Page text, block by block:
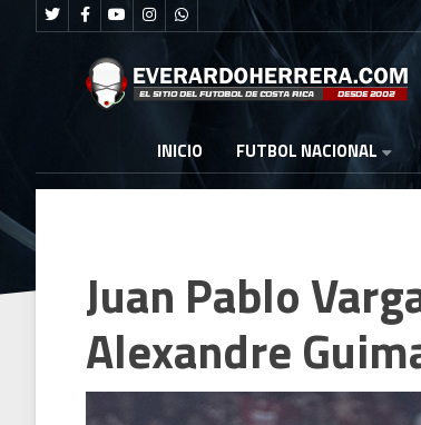
INICIO FUTBOL NACIONAL
Juan Pablo
Alexandre